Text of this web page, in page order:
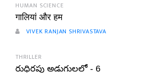
HUMAN SCIENCE
गालियां और हम
VIVEK RANJAN SHRIVASTAVA
THRILLER
రుధిరపు అడుగులలో - 6